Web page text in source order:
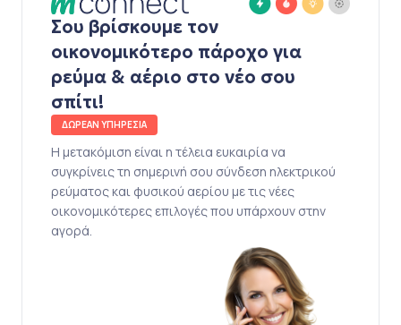
Σου βρίσκουμε τον
οικονομικότερο πάροχο για
ρεύμα & αέριο στο νέο σου
σπίτι!
ΔΩΡΕΑΝ ΥΠΗΡΕΣΙΑ
Η μετακόμιση είναι η τέλεια ευκαιρία να
συγκρίνεις τη σημερινή σου σύνδεση ηλεκτρικού
ρεύματος και φυσικού αερίου με τις νέες
οικονομικότερες επιλογές που υπάρχουν στην
αγορά.